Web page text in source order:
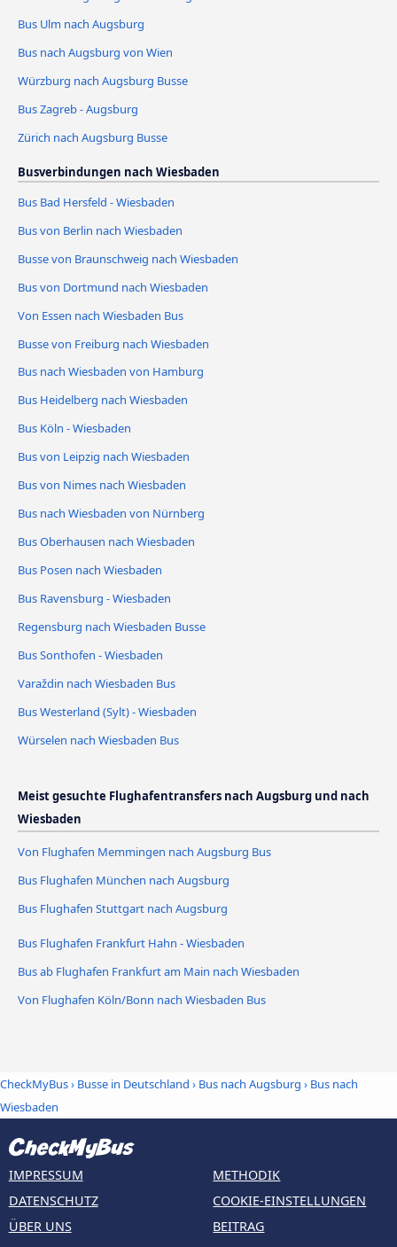
Bus Ulm nach Augsburg
Bus nach Augsburg von Wien
Würzburg nach Augsburg Busse
Bus Zagreb - Augsburg
Zürich nach Augsburg Busse
Busverbindungen nach Wiesbaden
Bus Bad Hersfeld - Wiesbaden
Bus von Berlin nach Wiesbaden
Busse von Braunschweig nach Wiesbaden
Bus von Dortmund nach Wiesbaden
Von Essen nach Wiesbaden Bus
Busse von Freiburg nach Wiesbaden
Bus nach Wiesbaden von Hamburg
Bus Heidelberg nach Wiesbaden
Bus Köln - Wiesbaden
Bus von Leipzig nach Wiesbaden
Bus von Nimes nach Wiesbaden
Bus nach Wiesbaden von Nürnberg
Bus Oberhausen nach Wiesbaden
Bus Posen nach Wiesbaden
Bus Ravensburg - Wiesbaden
Regensburg nach Wiesbaden Busse
Bus Sonthofen - Wiesbaden
Varaždin nach Wiesbaden Bus
Bus Westerland (Sylt) - Wiesbaden
Würselen nach Wiesbaden Bus
Meist gesuchte Flughafentransfers nach Augsburg und nach
Wiesbaden
Von Flughafen Memmingen nach Augsburg Bus
Bus Flughafen München nach Augsburg
Bus Flughafen Stuttgart nach Augsburg
Bus Flughafen Frankfurt Hahn - Wiesbaden
Bus ab Flughafen Frankfurt am Main nach Wiesbaden
Von Flughafen Köln/Bonn nach Wiesbaden Bus
CheckMyBus› Busse in Deutschland › Bus nach Augsburg › Bus nach
Wiesbaden
IMPRESSUM
DATENSCHUTZ
ÜBER UNS
METHODIK
COOKIE-EINSTELLUNGEN
BEITRAG